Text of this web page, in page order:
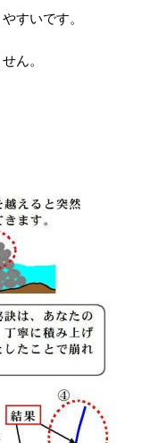
すいです。
ん。